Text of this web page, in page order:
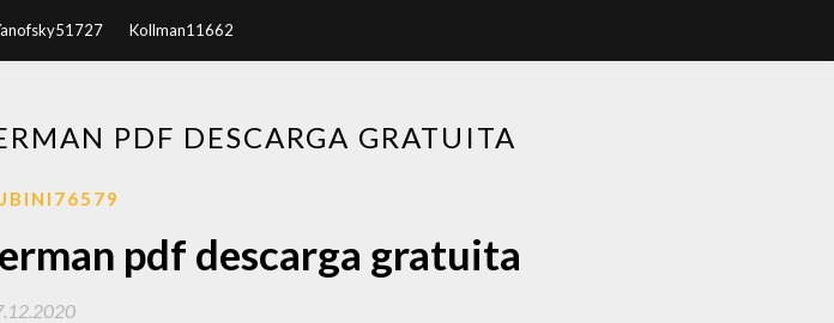
Kollman11662
PDF DESCARGA GRATUITA
pdf descarga gratuita